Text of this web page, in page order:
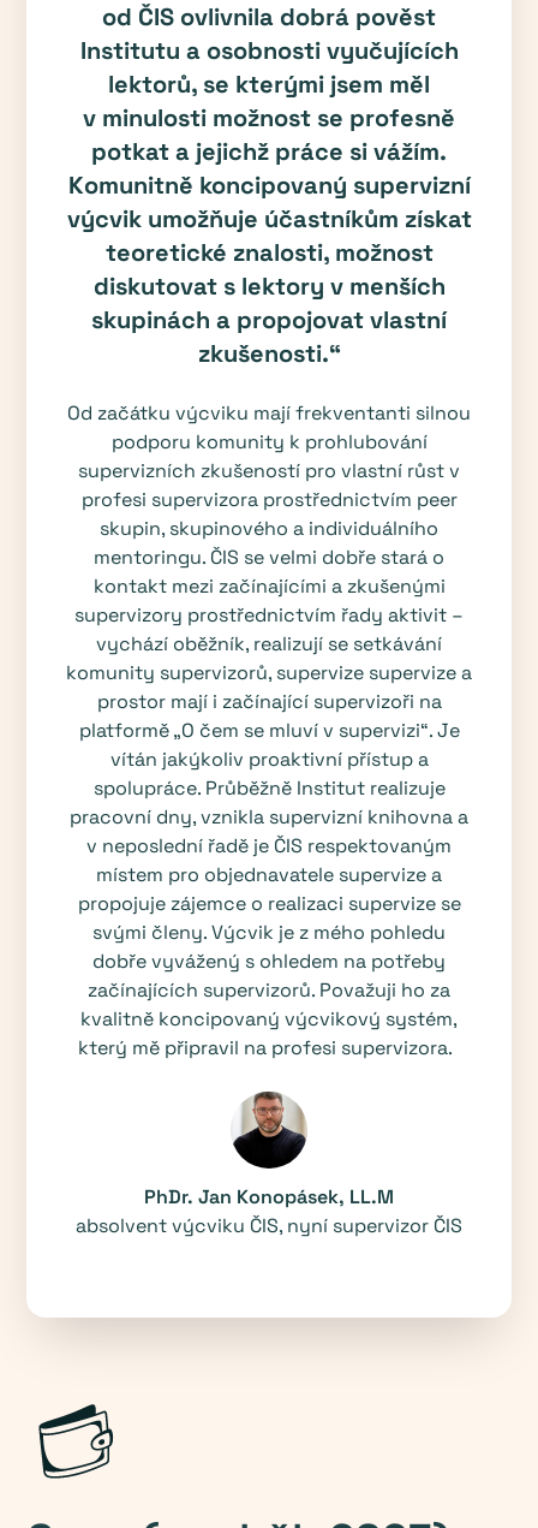
od ČIS ovlivnila dobrá pověst
Institutu a osobnosti vyučujících
lektorů, se kterými jsem měl
v minulosti možnost se profesně
potkat a jejichž práce si vážím.
Komunitně koncipovaný supervizní
výcvik umožňuje účastníkům získat
teoretické znalosti, možnost
diskutovat s lektory v menších
skupinách a propojovat vlastní
zkušenosti.“
Od začátku výcviku mají frekventanti silnou
podporu komunity k prohlubování
supervizních zkušeností pro vlastní růst v
profesi supervizora prostřednictvím peer
skupin, skupinového a individuálního
mentoringu. ČIS se velmi dobře stará o
kontakt mezi začínajícími a zkušenými
supervizory prostřednictvím řady aktivit –
vychází oběžník, realizují se setkávání
komunity supervizorů, supervize supervize a
prostor mají i začínající supervizoři na
platformě „O čem se mluví v supervizi“. Je
vítán jakýkoliv proaktivní přístup a
spolupráce. Průběžně Institut realizuje
pracovní dny, vznikla supervizní knihovna a
v neposlední řadě je ČIS respektovaným
místem pro objednavatele supervize a
propojuje zájemce o realizaci supervize se
svými členy. Výcvik je z mého pohledu
dobře vyvážený s ohledem na potřeby
začínajících supervizorů. Považuji ho za
kvalitně koncipovaný výcvikový systém,
který mě připravil na profesi supervizora.
PhDr. Jan Konopásek, LL.M
absolvent výcviku ČIS, nyní supervizor ČIS